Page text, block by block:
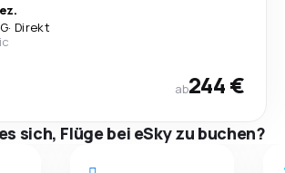
· Direkt
ab244 €
sich, Flüge bei eSky zu buchen?